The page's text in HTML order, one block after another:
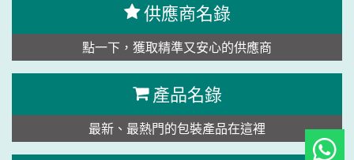
供應商名錄
點一下，獲取精準又安心的供應商
產品名錄
最新、最熱門的包裝產品在這裡